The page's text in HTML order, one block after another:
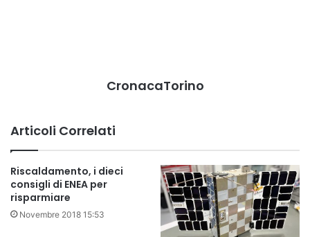
CronacaTorino
Articoli Correlati
Riscaldamento, i dieci
consigli di ENEA per
risparmiare
Novembre 2018 15:53